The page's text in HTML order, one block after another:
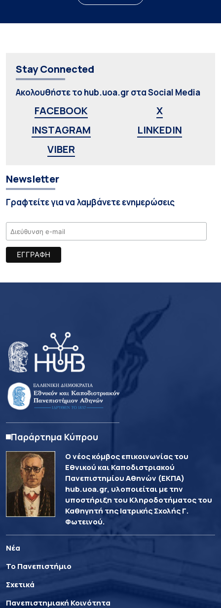
Stay Connected
Ακολουθήστε το hub.uoa.gr στα Social Media
FACEBOOK
X
INSTAGRAM
LINKEDIN
VIBER
Newsletter
Γραφτείτε για να λαμβάνετε ενημερώσεις
Παράρτημα Κύπρου
Ο νέος κόμβος επικοινωνίας του
Εθνικού και Καποδιστριακού
Πανεπιστημίου Αθηνών (ΕΚΠΑ)
hub.uoa.gr, υλοποιείται με την
υποστήριξη του Κληροδοτήματος του
Καθηγητή της Ιατρικής Σχολής Γ.
Φωτεινού.
Νέα
Το Πανεπιστήμιο
Σχετικά
Πανεπιστημιακή Κοινότητα